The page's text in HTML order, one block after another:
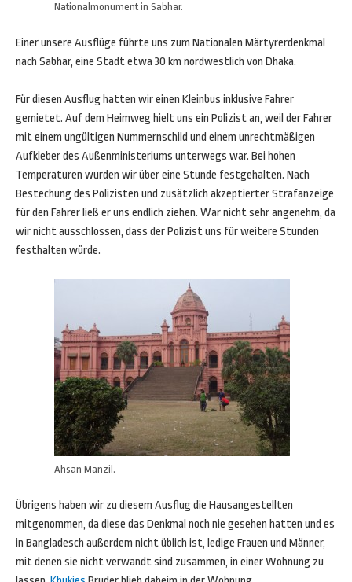
Nationalmonument in Sabhar.
Einer unsere Ausflüge führte uns zum Nationalen Märtyrerdenkmal
nach Sabhar, eine Stadt etwa 30 km nordwestlich von Dhaka.
Für diesen Ausflug hatten wir einen Kleinbus inklusive Fahrer
gemietet. Auf dem Heimweg hielt uns ein Polizist an, weil der Fahrer
mit einem ungültigen Nummernschild und einem unrechtmäßigen
Aufkleber des Außenministeriums unterwegs war. Bei hohen
Temperaturen wurden wir über eine Stunde festgehalten. Nach
Bestechung des Polizisten und zusätzlich akzeptierter Strafanzeige
für den Fahrer ließ er uns endlich ziehen. War nicht sehr angenehm, da
wir nicht ausschlossen, dass der Polizist uns für weitere Stunden
festhalten würde.
Ahsan Manzil.
Übrigens haben wir zu diesem Ausflug die Hausangestellten
mitgenommen, da diese das Denkmal noch nie gesehen hatten und es
in Bangladesch außerdem nicht üblich ist, ledige Frauen und Männer,
mit denen sie nicht verwandt sind zusammen, in einer Wohnung zu